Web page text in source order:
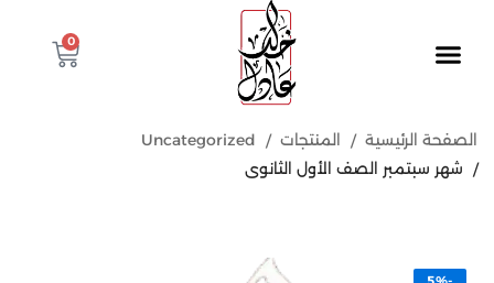
0
الصفحة الرئيسية المنتجات
Uncategorized
شهر سبتمبر الصف الأول الثانوى